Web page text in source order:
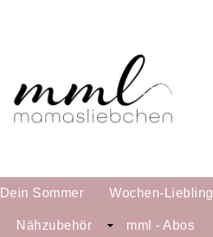
Dein Sommer Wochen-Liebling
Nähzubehör mml - Abos